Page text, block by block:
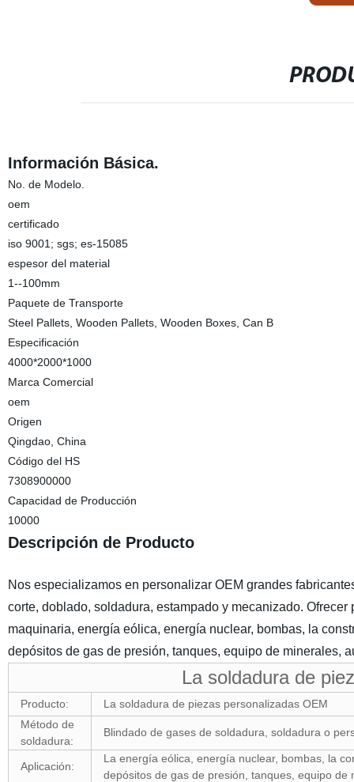
Información Básica.
No. de Modelo.
oem
certificado
iso 9001; sgs; es-15085
espesor del material
1--100mm
Paquete de Transporte
Steel Pallets, Wooden Pallets, Wooden Boxes, Can B
Especificación
4000*2000*1000
Marca Comercial
oem
Origen
Qingdao, China
Código del HS
7308900000
Capacidad de Producción
10000
Descripción de Producto
Nos especializamos en personalizar OEM grandes
corte, doblado, soldadura, estampado y mecanizado.
maquinaria, energía eólica, energía nuclear, bombas, la
depósitos de gas de presión, tanques, equipo de minerales,
La soldadura de
Producto:
La soldadura de piezas personalizadas OEM
Método de
soldadura:
Blindado de gases de soldadura, soldadura o
Aplicación:
La energía eólica, energía nuclear, bombas, la
depósitos de gas de presión, tanques, equipo de